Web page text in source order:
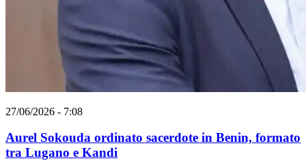
27/06/2026 - 7:08
Aurel Sokouda ordinato sacerdote in Benin, formato
tra Lugano e Kandi